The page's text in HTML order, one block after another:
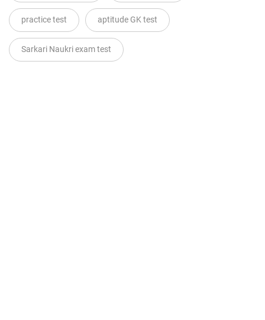
practice test aptitude GK test
Sarkari Naukri exam test